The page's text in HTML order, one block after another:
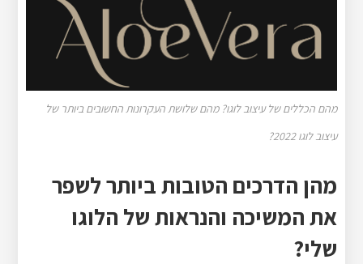
מהם הכללים של עיצוב לוגו? מהם שלושת העקרונות החשובים ביותר של
עיצוב לוגו 2022?
מהן הדרכים הטובות ביותר לשפר
את המשיכה והנראות של הלוגו
שלי?